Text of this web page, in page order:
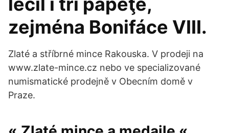
zejména Bonifáce VIII.
Zlaté a stříbrné mince Rakouska. V prodeji na
www.zlate-mince.cz nebo ve specializované
numismatické prodejně v Obecním domě v
Praze.